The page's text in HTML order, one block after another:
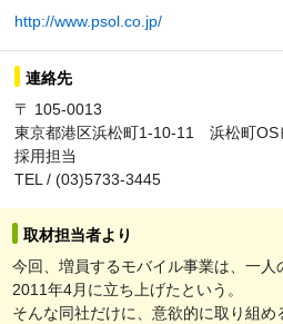
http://www.psol.co.jp/
連絡先
〒 105-0013
東京都港区浜松町1-10-11 浜松町OS
採用担当
TEL / (03)5733-3445
取材担当者より
今回、増員するモバイル事業は、一
2011年4月に立ち上げたという。
そんな同社だけに、意欲的に取り組